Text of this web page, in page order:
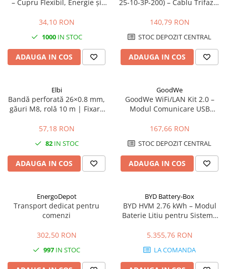
– Cupru Flexibil, Energie și
34,10 RON
1000IN STOC
ADAUGA IN COS
25-10-3P-200) – Cablu Trifazat
Enphase IQ
140,79 RON
STOC DEPOZIT CENTRAL
ADAUGA IN COS
Elbi
Bandă perforată 26×0.8 mm,
găuri M8, rolă 10 m | Fixare
57,18 RON
82IN STOC
ADAUGA IN COS
GoodWe
GoodWe WiFi/LAN Kit 2.0 –
Modul Comunicare USB
(LAN, WLAN, Bluetooth, IP65)
167,66 RON
STOC DEPOZIT CENTRAL
ADAUGA IN COS
EnergoDepot
Transport dedicat pentru
comenzi
302,50 RON
997 IN STOC
BYD Battery-Box
BYD HVM 2.76 kWh – Modul
Baterie Litiu pentru Sisteme
5.355,76 RON
LA COMANDA